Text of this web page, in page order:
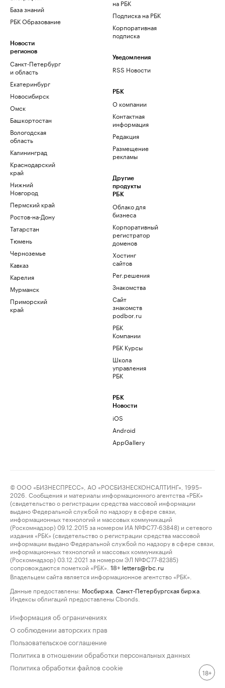
База знаний
РБК Образование
Новости
регионов
Санкт-Петербург
и область
Екатеринбург
Новосибирск
Омск
Башкортостан
Вологодская
область
Калининград
Краснодарский
край
Нижний
Новгород
Пермский край
Ростов-на-Дону
Татарстан
Тюмень
Черноземье
Кавказ
Карелия
Мурманск
Приморский
край
на РБК
Подписка на РБК
Корпоративная
подписка
Уведомления
RSS Новости
РБК
О компании
Контактная
информация
Редакция
Размещение
рекламы
Другие
продукты
РБК
Облако для
бизнеса
Корпоративный
регистратор
доменов
Хостинг
сайтов
Рег.решения
Знакомства
Сайт
знакомств
podbor.ru
РБК
Компании
РБК Курсы
Школа
управления
РБК
РБК
Новости
iOS
Android
AppGallery
© ООО «БИЗНЕСПРЕСС», АО «РОСБИЗНЕСКОНСАЛТИНГ», 1995–
2026. Сообщения и материалы информационного агентства «РБК»
(свидетельство о регистрации средства массовой информации
выдано Федеральной службой по надзору в сфере связи,
информационных технологий и массовых коммуникаций
(Роскомнадзор) 09.12.2015 за номером ИА №ФС77-63848) и сетевого
издания «РБК» (свидетельство о регистрации средства массовой
информации выдано Федеральной службой по надзору в сфере связи,
информационных технологий и массовых коммуникаций
(Роскомнадзор) 03.12.2021 за номером ЭЛ №ФС77-82385)
сопровождаются пометкой «РБК».
18+ letters@rbc.ru
Владельцем сайта является информационное агентство «РБК».
Данные предоставлены: Мосбиржа Санкт-Петербургская биржа
Индексы облигаций предоставлены Cbonds.
Информация об ограничениях
О соблюдении авторских прав
Пользовательское соглашение
Политика в отношении обработки персональных данных
Политика обработки файлов cookie
18+